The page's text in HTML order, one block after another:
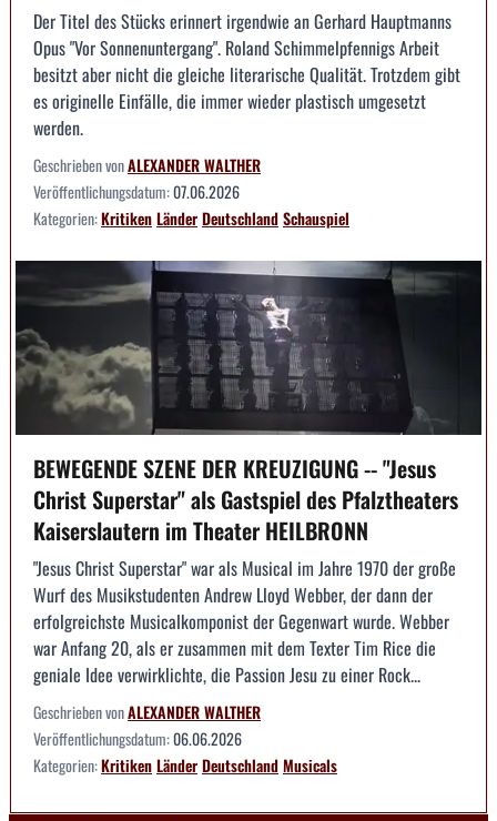
Der Titel des Stücks erinnert irgendwie an Gerhard Hauptmanns
Opus "Vor Sonnenuntergang". Roland Schimmelpfennigs Arbeit
besitzt aber nicht die gleiche literarische Qualität. Trotzdem gibt
es originelle Einfälle, die immer wieder plastisch umgesetzt
werden.
Geschrieben vonALEXANDER WALTHER
Veröffentlichungsdatum:07.06.2026
Kategorien:KritikenLänderDeutschlandSchauspiel
BEWEGENDE SZENE DER KREUZIGUNG -- "Jesus
Christ Superstar" als Gastspiel des Pfalztheaters
Kaiserslautern im Theater HEILBRONN
"Jesus Christ Superstar" war als Musical im Jahre 1970 der große
Wurf des Musikstudenten Andrew Lloyd Webber, der dann der
erfolgreichste Musicalkomponist der Gegenwart wurde. Webber
war Anfang 20, als er zusammen mit dem Texter Tim Rice die
geniale Idee verwirklichte, die Passion Jesu zu einer Rock...
Geschrieben vonALEXANDER WALTHER
Veröffentlichungsdatum:06.06.2026
Kategorien:KritikenLänderDeutschlandMusicals